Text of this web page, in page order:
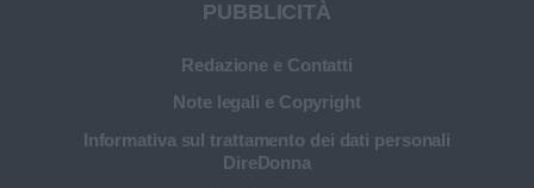
PUBBLICITÀ
Redazione e Contatti
Note legali e Copyright
Informativa sul trattamento dei dati personali
DireDonna